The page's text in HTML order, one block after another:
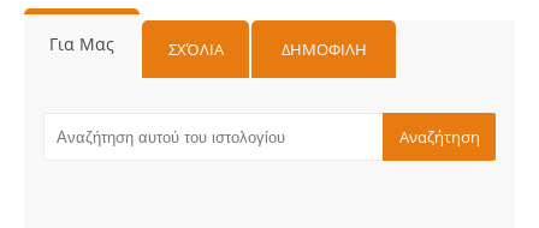
Για Μας ΣΧΌΛΙΑ ΔΗΜΟΦΙΛΗ